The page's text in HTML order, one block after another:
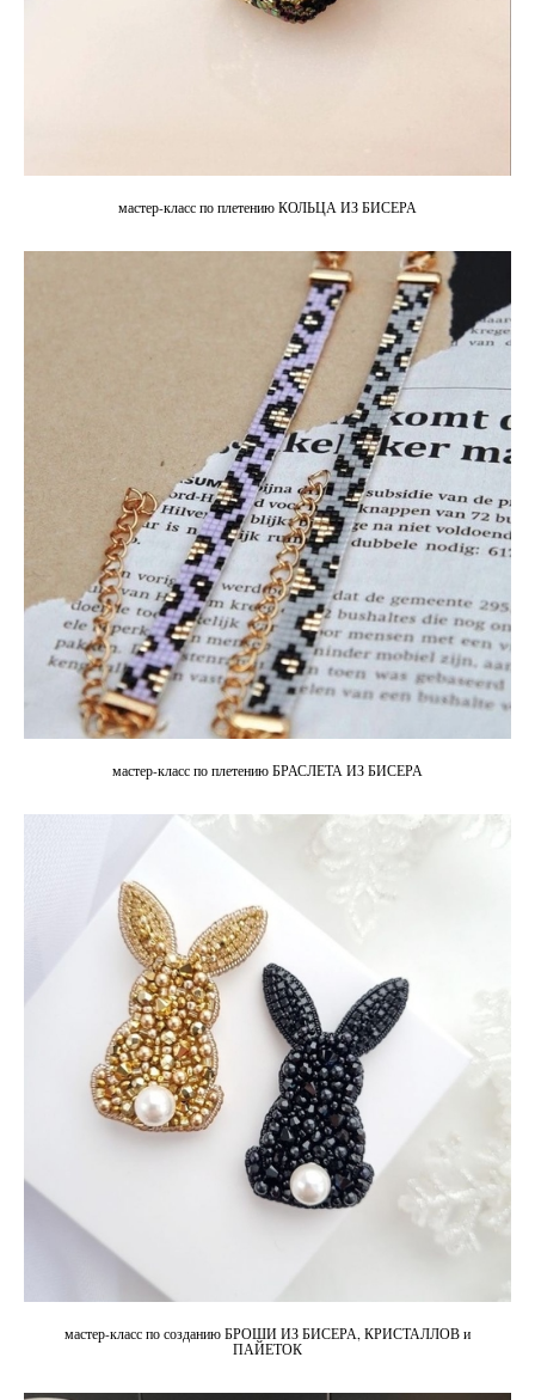
мастер-класс по плетению КОЛЬЦА ИЗ БИСЕРА
мастер-класс по плетению БРАСЛЕТА ИЗ БИСЕРА
мастер-класс по созданию БРОШИ ИЗ БИСЕРА, КРИСТАЛЛОВ и
ПАЙЕТОК